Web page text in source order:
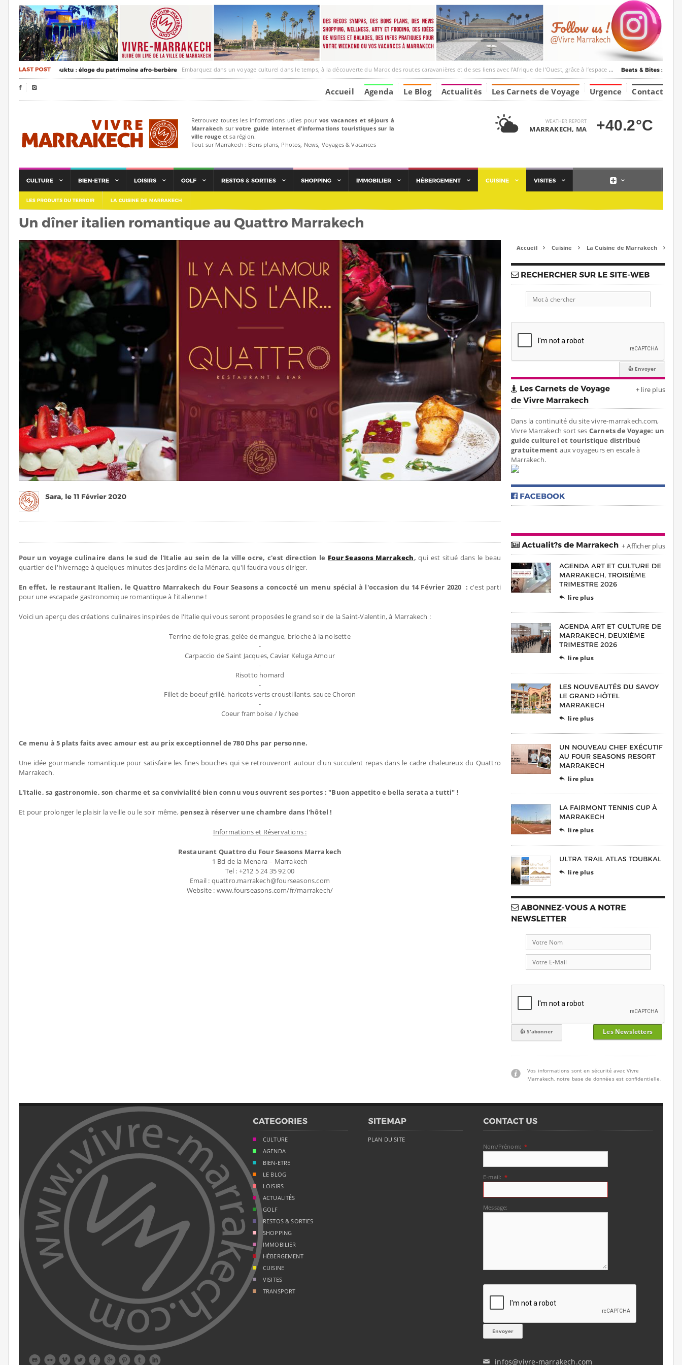
Embarquez dans un voyage culturel dans le temps, à la découverte du Maroc des routes caravanières et de ses liens avec l’Afrique de l’Ouest, grâce à l’espace Marrakesh-Tumbuktu.
  Accueil Agenda Le Blog Actualités Les Carnets de Voyage Urgence Contact
Retrouvez toutes les informations utiles pour vos vacances et séjours à
Marrakech survotre guide internet d’informations touristiques sur la
ville rouge et sa région.
Tout sur Marrakech : Bons plans, Photos, News, Voyages & Vacances
WEATHER REPORT
MARRAKECH, MA +40.2°C
Pour un voyage culinaire dans le sud de l'Italie au sein de la ville ocre, c'est direction le Four Seasons Marrakech,qui est situé dans le beau
quartier de l'hivernage à quelques minutes des jardins de la Ménara, qu'il faudra vous diriger.
En effet, le restaurant Italien, le Quattro Marrakech du Four Seasons a concocté un menu spécial à l'occasion du 14 Février 2020 : c'est parti
pour une escapade gastronomique romantique à l'italienne !
Voici un aperçu des créations culinaires inspirées de l'Italie qui vous seront proposées le grand soir de la Saint-Valentin, à Marrakech :
Terrine de foie gras, gelée de mangue, brioche à la noisette
-
Carpaccio de Saint Jacques, Caviar Keluga Amour
-
Risotto homard
-
Fillet de boeuf grillé, haricots verts croustillants, sauce Choron
-
Coeur framboise / lychee
Ce menu à 5 plats faits avec amour est au prix exceptionnel de 780 Dhs par personne.
Une idée gourmande romantique pour satisfaire les fines bouches qui se retrouveront autour d'un succulent repas dans le cadre chaleureux du Quattro
Marrakech.
L'Italie, sa gastronomie, son charme et sa convivialité bien connu vous ouvrent ses portes : "Buon appetito e bella serata a tutti" !
Et pour prolonger le plaisir la veille ou le soir même,pensez à réserver une chambre dans l'hôtel !
Informations et Réservations :
Restaurant Quattro du Four Seasons Marrakech
1 Bd de la Menara – Marrakech
Tel : +212 5 24 35 92 00
Email : quattro.marrakech@fourseasons.com
Website : www.fourseasons.com/fr/marrakech/
Accueil  Cuisine  La Cuisine de Marrakech 
+ lire plus
Dans la continuité du site vivre-marrakech.com,
Vivre Marrakech sort ses Carnets de Voyage: un
guide culturel et touristique distribué
gratuitement aux voyageurs en escale à
Marrakech.
+ Afficher plus
 lire plus
 lire plus
 lire plus
 lire plus
 lire plus
 lire plus
Les Newsletters
Vos informations sont en sécurité avec Vivre
Marrakech, notre base de données est confidentielle.
        
CULTURE
AGENDA
BIEN-ETRE
LE BLOG
LOISIRS
ACTUALITÉS
GOLF
RESTOS & SORTIES
SHOPPING
IMMOBILIER
HÉBERGEMENT
CUISINE
VISITES
TRANSPORT
PLAN DU SITE
Nom/Prénom: *
E-mail: *
Message:
✉ infos@vivre-marrakech.com